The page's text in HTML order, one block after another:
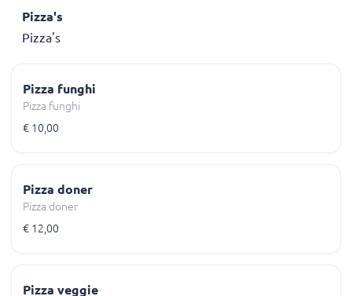
Pizza's
Pizza's
Pizza funghi
Pizza funghi
€ 10,00
Pizza doner
Pizza doner
€ 12,00
Pizza veggie